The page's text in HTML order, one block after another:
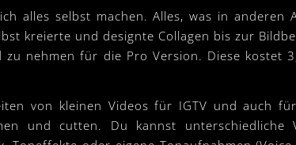
alles selbst machen. Alles, was in anderen
kreierte und designte Collagen bis zur
nehmen für die Pro Version. Diese
von kleinen Videos für IGTV und auch
und cutten. Du kannst unterschiedliche